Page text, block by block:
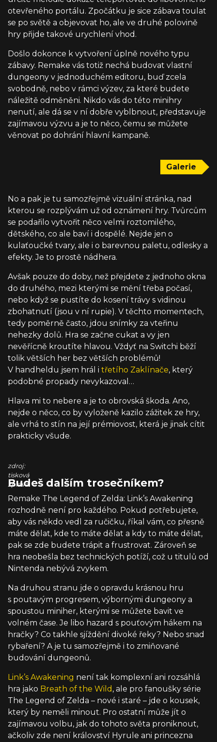
otevřeného portálu. Zpočátku je sice zábava toulat
se po světě a objevovat ho, ale ve druhé polovině
hry přijde takové urychlení vhod.
Došlo dokonce k vytvoření úplně nového typu
zábavy. Remake vás totiž nechá budovat vlastní
dungeony v jednoduchém editoru, buď zcela
svobodně, nebo v rámci výzev, za které budete
náležitě odměněni. Nikdo vás do této minihry
nenutí, ale dá se v ní dobře vyblbnout, představuje
zajímavou výzvu a je to něco, čemu se můžete
věnovat po dohrání hlavní kampaně.
Galerie
No a pak je tu samozřejmě vizuální stránka, nad
kterou se rozplývám už od oznámení hry. Tvůrcům
se podařilo vytvořit něco velmi roztomilého,
dětského, co ale baví i dospělé. Nejde jen o
kulaťoučké tvary, ale i o barevnou paletu, odlesky a
efekty. Je to prostě nádhera.
Avšak pouze do doby, než přejdete z jednoho okna
do druhého, mezi kterými se mění třeba počasí,
nebo když se pustíte do kosení trávy s vidinou
zbohatnutí (jsou v ní rupie). V těchto momentech,
tedy poměrně často, jdou snímky za vteřinu
nehezky dolů. Hra se začne cukat a vy jen
nevěřícně kroutíte hlavou. Vždyť na Switchi běží
tolik větších her bez větších problémů!
V handheldu jsem hrál i třetího Zaklínače, který
podobné propady nevykazoval…
Hlava mi to nebere a je to obrovská škoda. Ano,
nejde o něco, co by vyloženě kazilo zážitek ze hry,
ale vrhá to stín na její prémiovost, která je jinak cítit
prakticky všude.
zdroj:
tisková
zpráva
Budeš dalším trosečníkem?
Remake The Legend of Zelda: Link’s Awakening
rozhodně není pro každého. Pokud potřebujete,
aby vás někdo vedl za ručičku, říkal vám, co přesně
máte dělat, kde to máte dělat a kdy to máte dělat,
pak se zde budete trápit a frustrovat. Zároveň se
hra neobešla bez technických potíží, což u titulů od
Nintenda nebývá zvykem.
Na druhou stranu jde o opravdu krásnou hru
s poutavým progresem, výbornými dungeony a
spoustou miniher, kterými se můžete bavit ve
volném čase. Je libo hazard s pouťovým hákem na
hračky? Co takhle sjíždění divoké řeky? Nebo snad
rybaření? A je tu samozřejmě i to zmiňované
budování dungeonů.
Link’s Awakening není tak komplexní ani rozsáhlá
hra jako Breath of the Wild , ale pro fanoušky série
The Legend of Zelda – nové i staré – jde o kousek,
který by neměli minout. Pro ostatní může jít o
zajímavou volbu, jak do tohoto světa proniknout,
ačkoliv zde není království Hyrule ani princezna